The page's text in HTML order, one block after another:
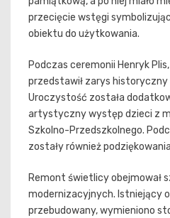
przecięcie wstęgi
obiektu do użytkowania.
Podczas ceremonii Henryk
przedstawił zarys historyczny
Uroczystość została
artystyczny występ dzieci z
Szkolno-Przedszkolnego.
zostały również
Remont świetlicy obejmował
modernizacyjnych. Istniejący
przebudowany, wymieniono